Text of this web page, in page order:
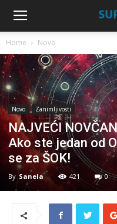
Home Novo
Novo Zanimljivosti
NAJVEĆI
Ako ste jedan od
se za ŠOK!
By Sanela 421 0